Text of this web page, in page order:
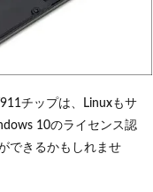
チップは、Linuxもサ
10のライセンス認
できるかもしれませ